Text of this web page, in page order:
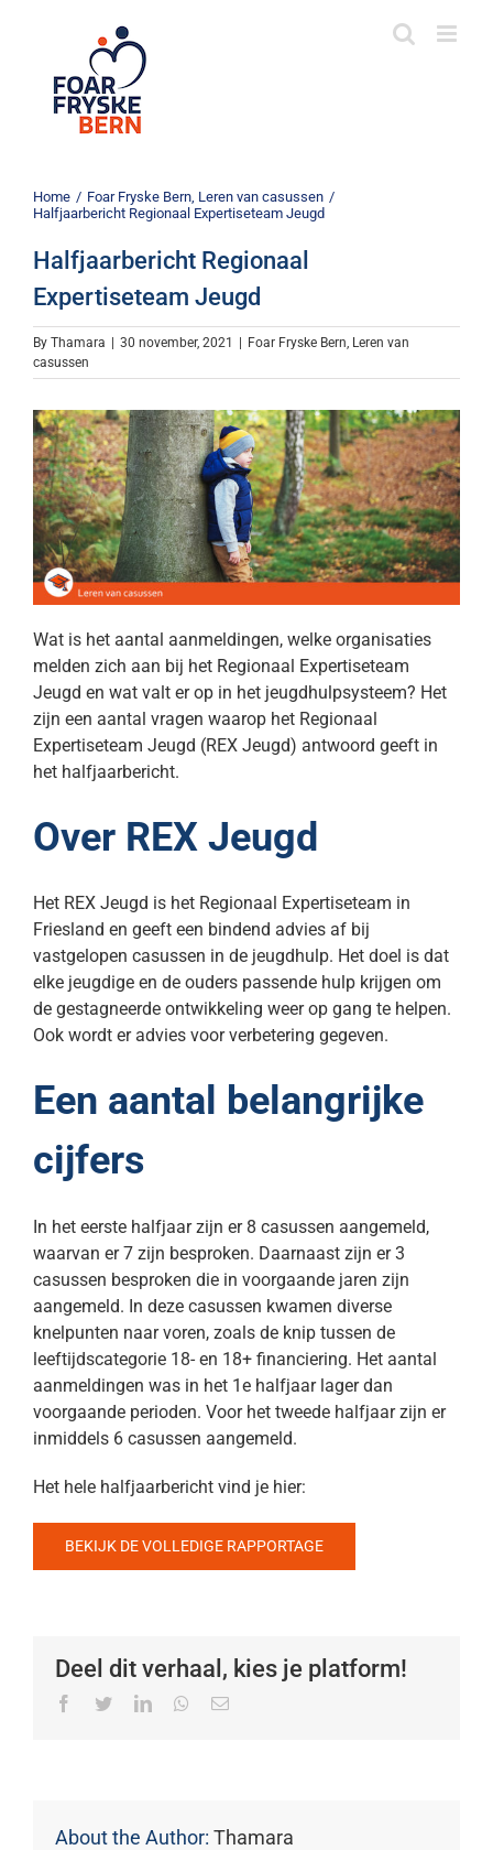
Home / Foar Fryske Bern, Leren van casussen /
Halfjaarbericht Regionaal Expertiseteam Jeugd
Halfjaarbericht Regionaal
Expertiseteam Jeugd
By Thamara 30 november, 2021 Foar Fryske Bern, Leren van
casussen
Wat is het aantal aanmeldingen, welke organisaties
melden zich aan bij het Regionaal Expertiseteam
Jeugd en wat valt er op in het jeugdhulpsysteem? Het
zijn een aantal vragen waarop het Regionaal
Expertiseteam Jeugd (REX Jeugd) antwoord geeft in
het halfjaarbericht.
Over REX Jeugd
Het REX Jeugd is het Regionaal Expertiseteam in
Friesland en geeft een bindend advies af bij
vastgelopen casussen in de jeugdhulp. Het doel is dat
elke jeugdige en de ouders passende hulp krijgen om
de gestagneerde ontwikkeling weer op gang te helpen.
Ook wordt er advies voor verbetering gegeven.
Een aantal belangrijke
cijfers
In het eerste halfjaar zijn er 8 casussen aangemeld,
waarvan er 7 zijn besproken. Daarnaast zijn er 3
casussen besproken die in voorgaande jaren zijn
aangemeld. In deze casussen kwamen diverse
knelpunten naar voren, zoals de knip tussen de
leeftijdscategorie 18- en 18+ financiering. Het aantal
aanmeldingen was in het 1e halfjaar lager dan
voorgaande perioden. Voor het tweede halfjaar zijn er
inmiddels 6 casussen aangemeld.
Het hele halfjaarbericht vind je hier:
BEKIJK DE VOLLEDIGE RAPPORTAGE
Deel dit verhaal, kies je platform!
Facebook
TwitterLinkedInWhatsapp
Email
About the Author: Thamara